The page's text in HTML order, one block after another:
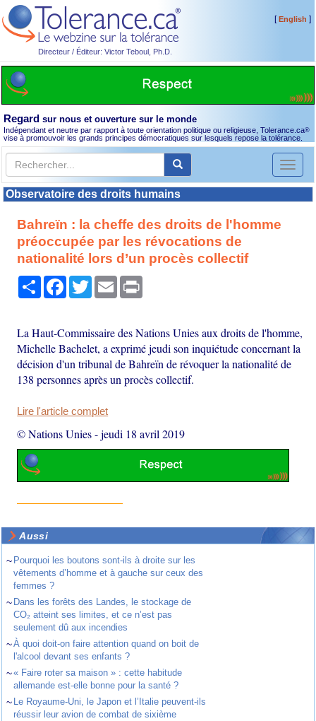
Directeur / Éditeur: Victor Teboul, Ph.D.
[English ]
Regard sur nous et ouverture sur le monde
Indépendant et neutre par rapport à toute orientation politique ou religieuse, Tolerance.ca®
vise à promouvoir les grands principes démocratiques sur lesquels repose la tolérance.
Toggle
Observatoire des droits humains
Bahreïn : la cheffe des droits de l'homme
préoccupée par les révocations de
nationalité lors d’un procès collectif
PartagerFacebook
TwitterEmail
La Haut-Commissaire des Nations Unies aux droits de l'homme,
Michelle Bachelet, a exprimé jeudi son inquiétude concernant la
décision d'un tribunal de Bahreïn de révoquer la nationalité de
138 personnes après un procès collectif.
Lire l'article complet
© Nations Unies-jeudi 18 avril 2019
Aussi
~ Pourquoi les boutons sont-ils à droite sur les
vêtements d’homme et à gauche sur ceux des
femmes ?
~ Dans les forêts des Landes, le stockage de
CO₂ atteint ses limites, et ce n’est pas
seulement dû aux incendies
~À quoi doit-on faire attention quand on boit de
l'alcool devant ses enfants ?
~« Faire roter sa maison » : cette habitude
allemande est-elle bonne pour la santé ?
~ Le Royaume-Uni, le Japon et l’Italie peuvent-ils
réussir leur avion de combat de sixième